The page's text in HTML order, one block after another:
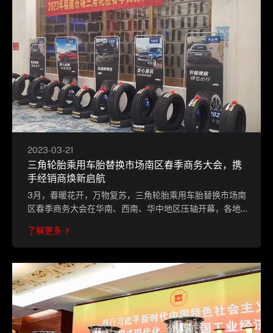
2023-03-21
三角轮胎乘用车胎替换市场南区春季商务大会，携
手经销商焕新启航
3月，春暖花开，万物复苏，三角轮胎乘用车胎替换市场南
区春季商务大会在华南、西南、华中地区压轴开幕，各地
规划。
了解更多